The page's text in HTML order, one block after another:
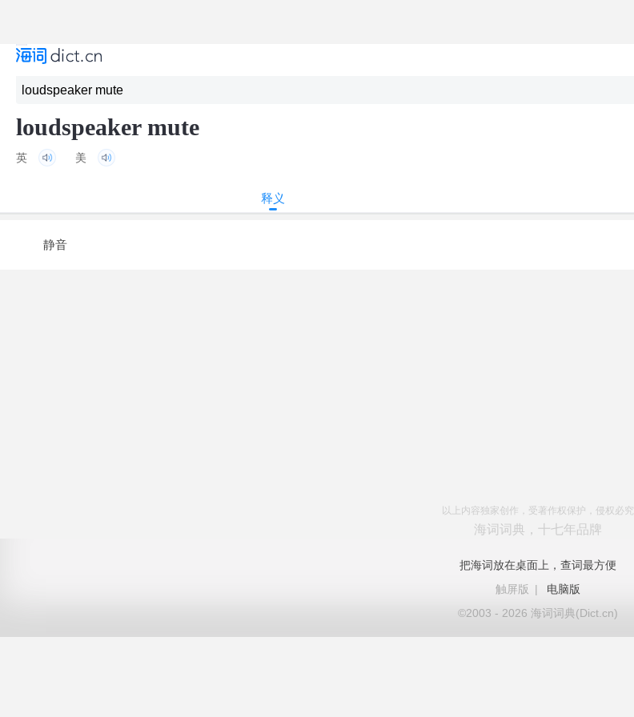
loudspeaker mute
英 美
释义
静音
以上内容独家创作，受著作权保护，侵权必究
海词词典，十七年品牌
把海词放在桌面上，查词最方便
触屏版
|
电脑版
©2003 - 2026 海词词典(Dict.cn)